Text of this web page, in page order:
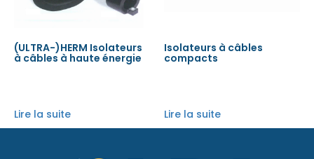
(ULTRA-)HERM Isolateurs
à câbles à haute énergie
Lire la suite
Isolateurs à câbles
compacts
Lire la suite